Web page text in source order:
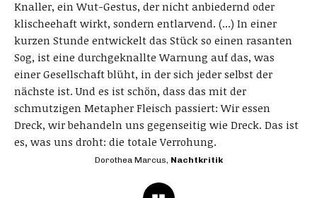
Knaller, ein Wut-Gestus, der nicht anbiedernd oder
klischeehaft wirkt, sondern entlarvend. (...) In einer
kurzen Stunde entwickelt das Stück so einen rasanten
Sog, ist eine durchgeknallte Warnung auf das, was
einer Gesellschaft blüht, in der sich jeder selbst der
nächste ist. Und es ist schön, dass das mit der
schmutzigen Metapher Fleisch passiert: Wir essen
Dreck, wir behandeln uns gegenseitig wie Dreck. Das ist
es, was uns droht: die totale Verrohung.
Dorothea Marcus, Nachtkritik